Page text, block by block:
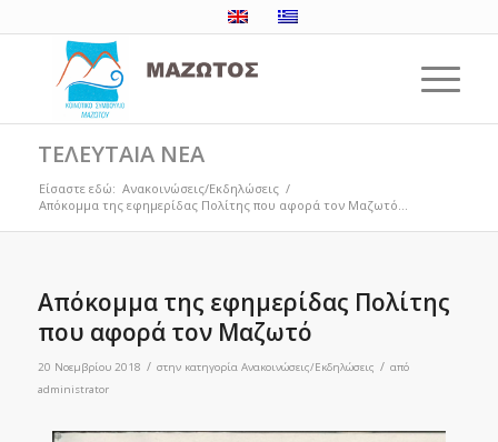
ΤΕΛΕΥΤΑΙΑ ΝΕΑ
Είσαστε εδώ: Ανακοινώσεις/Εκδηλώσεις /
Aπόκομμα της εφημερίδας Πολίτης που αφορά τον Μαζωτό...
Aπόκομμα της εφημερίδας Πολίτης
που αφορά τον Μαζωτό
20 Νοεμβρίου 2018 / στην κατηγορία Ανακοινώσεις/Εκδηλώσεις / από
administrator